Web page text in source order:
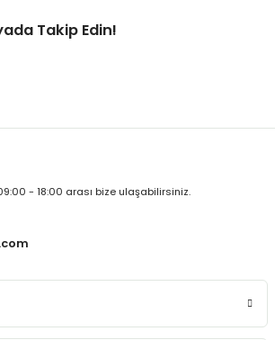
Takip Edin!
- 18:00 arası bize ulaşabilirsiniz.